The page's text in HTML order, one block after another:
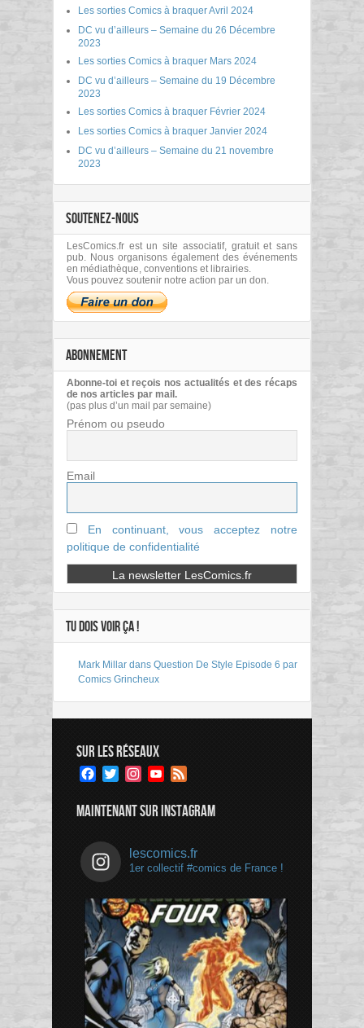
Les sorties Comics à braquer Avril 2024
DC vu d’ailleurs – Semaine du 26 Décembre
2023
Les sorties Comics à braquer Mars 2024
DC vu d’ailleurs – Semaine du 19 Décembre
2023
Les sorties Comics à braquer Février 2024
Les sorties Comics à braquer Janvier 2024
DC vu d’ailleurs – Semaine du 21 novembre
2023
SOUTENEZ-NOUS
LesComics.fr est un site associatif, gratuit et sans
pub. Nous organisons également des événements
en médiathèque, conventions et librairies.
Vous pouvez soutenir notre action par un don.
ABONNEMENT
Abonne-toi et reçois nos actualités et des récaps
de nos articles par mail.
(pas plus d’un mail par semaine)
Prénom ou pseudo
Email
En continuant, vous acceptez notre
politique de confidentialité
TU DOIS VOIR ÇA !
Mark Millar dans Question De Style Episode 6 par
Comics Grincheux
SUR LES RÉSEAUX
Facebook
TwitterInstagramYouTube
MAINTENANT SUR INSTAGRAM
lescomics.fr
1er collectif #comics de France !